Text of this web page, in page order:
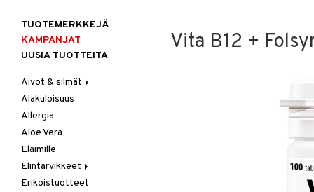
Vita B12 +
TUOTEMERKKEJÄ
KAMPANJAT
UUSIA TUOTTEITA
Aivot & silmät
Muisti
Rasvahapot
Silmät
Alakuloisuus
Allergia
Aloe Vera
Eläimille
Elintarvikkeet
Hedelmät & pähkinät
Erikoistuotteet